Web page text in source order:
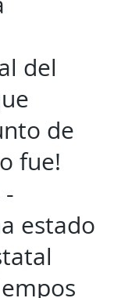
del
de
fue!
-
estado